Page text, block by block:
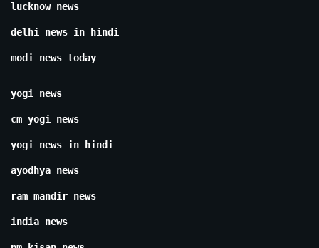
lucknow news
delhi news in hindi
modi news today
yogi news
cm yogi news
yogi news in hindi
ayodhya news
ram mandir news
india news